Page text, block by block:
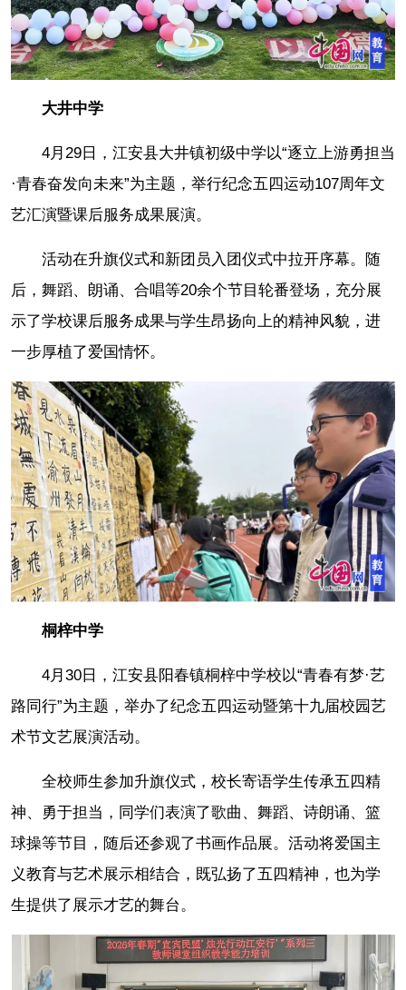
大井中学
4月29日，江安县大井镇初级中学以“逐立上游勇担当
·青春奋发向未来”为主题，举行纪念五四运动107周年文
艺汇演暨课后服务成果展演。
活动在升旗仪式和新团员入团仪式中拉开序幕。随
后，舞蹈、朗诵、合唱等20余个节目轮番登场，充分展
示了学校课后服务成果与学生昂扬向上的精神风貌，进
一步厚植了爱国情怀。
桐梓中学
4月30日，江安县阳春镇桐梓中学校以“青春有梦·艺
路同行”为主题，举办了纪念五四运动暨第十九届校园艺
术节文艺展演活动。
全校师生参加升旗仪式，校长寄语学生传承五四精
神、勇于担当，同学们表演了歌曲、舞蹈、诗朗诵、篮
球操等节目，随后还参观了书画作品展。活动将爱国主
义教育与艺术展示相结合，既弘扬了五四精神，也为学
生提供了展示才艺的舞台。